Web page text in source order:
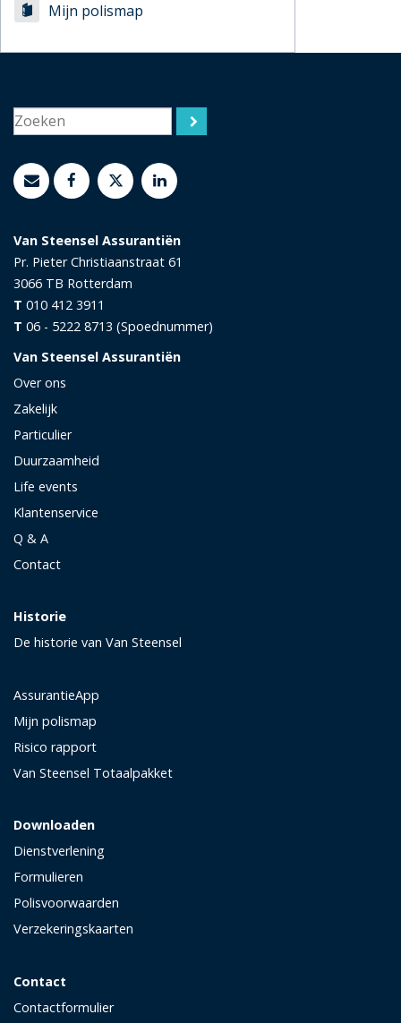
Mijn polismap
Van Steensel Assurantiën
Pr. Pieter Christiaanstraat 61
3066 TB Rotterdam
T 010 412 3911
T 06 - 5222 8713 (Spoednummer)
Van Steensel Assurantiën
Over ons
Zakelijk
Particulier
Duurzaamheid
Life events
Klantenservice
Q & A
Contact
Historie
De historie van Van Steensel
AssurantieApp
Mijn polismap
Risico rapport
Van Steensel Totaalpakket
Downloaden
Dienstverlening
Formulieren
Polisvoorwaarden
Verzekeringskaarten
Contact
Contactformulier